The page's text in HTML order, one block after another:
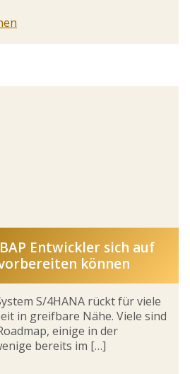
Entwickler sich auf
können
S/4HANA rückt für viele
in greifbare Nähe. Viele sind
einige in der
bereits im […]